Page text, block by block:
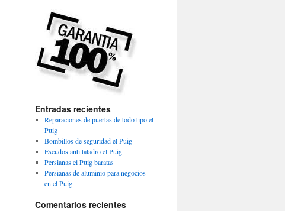
Entradas recientes
Reparaciones de puertas de todo tipo el
Puig
Bombillos de seguridad el Puig
Escudos anti taladro el Puig
Persianas el Puig baratas
Persianas de aluminio para negocios
en el Puig
Comentarios recientes